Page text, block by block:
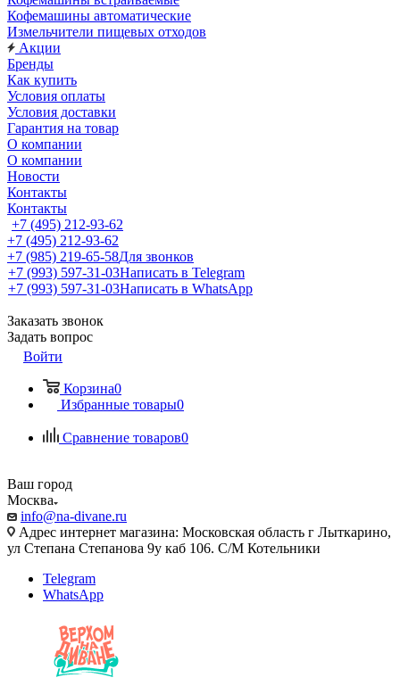
Кофемашины автоматические
Измельчители пищевых отходов
Акции
Бренды
Как купить
Условия оплаты
Условия доставки
Гарантия на товар
О компании
О компании
Новости
Контакты
Контакты
+7 (495) 212-93-62
+7 (495) 212-93-62
+7 (985) 219-65-58Для звонков
+7 (993) 597-31-03Написать в Telegram
+7 (993) 597-31-03Написать в WhatsApp
Заказать звонок
Задать вопрос
Войти
Корзина0
Избранные товары0
Сравнение товаров0
Ваш город
Москва
info@na-divane.ru
Адрес интернет магазина: Московская область г Лыткарино,
ул Степана Степанова 9у каб 106. С/М Котельники
Telegram
WhatsApp